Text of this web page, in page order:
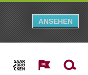
ANSEHEN